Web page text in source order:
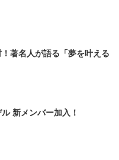
著名人が語る「夢を叶える
新メンバー加入！